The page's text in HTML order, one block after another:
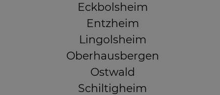
Eckbolsheim
Entzheim
Lingolsheim
Oberhausbergen
Ostwald
Schiltigheim